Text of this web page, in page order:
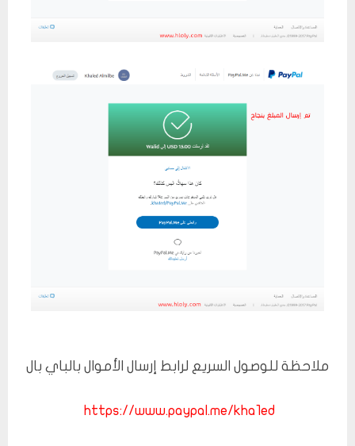
ملاحظة للوصول السريع لرابط إرسال الأموال بالباي بال
https://www.paypal.me/kha1ed